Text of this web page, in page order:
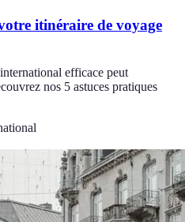
itinéraire de voyage
efficace peut
nos 5 astuces pratiques